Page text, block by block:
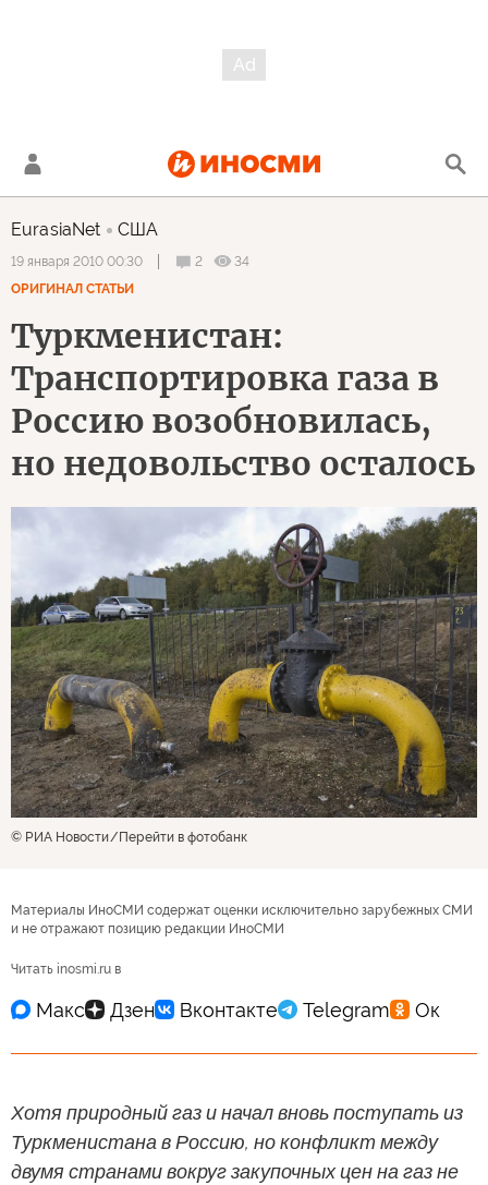
EurasiaNet США
19 января 2010 00:30 2
34
ОРИГИНАЛ СТАТЬИ
Туркменистан:
Транспортировка газа в
Россию возобновилась,
но недовольство осталось
© РИА Новости Перейти в фотобанк
Материалы ИноСМИ содержат оценки исключительно зарубежных СМИ
и не отражают позицию редакции ИноСМИ
Читать inosmi.ru в
Хотя природный газ и начал вновь поступать из
Туркменистана в Россию, но конфликт между
двумя странами вокруг закупочных цен на газ не